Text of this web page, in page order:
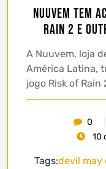
Nuuvem tem
Rain 2 e
A Nuuvem, loja
América Latina,
jogo Risk of Rain
0
10
Tags:devil may